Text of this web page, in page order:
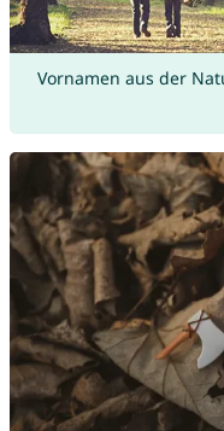
Vornamen aus der